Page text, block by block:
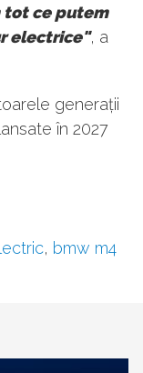
tot ce putem
electrice", a
generații
în 2027
, bmw m4